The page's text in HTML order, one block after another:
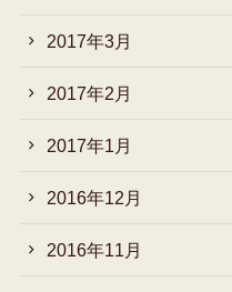
2017年3月
2017年2月
2017年1月
2016年12月
2016年11月